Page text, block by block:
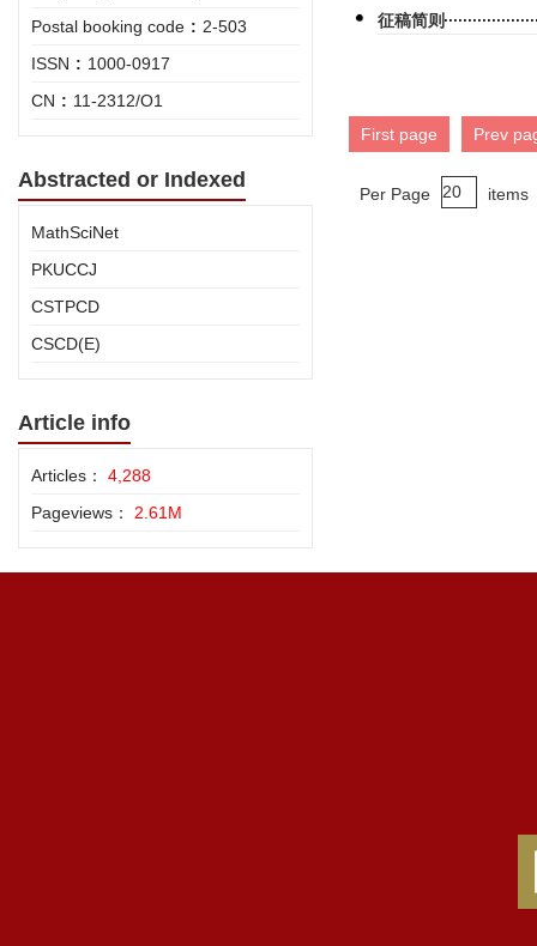
Postal booking code : 2-503
ISSN : 1000-0917
CN : 11-2312/O1
Abstracted or Indexed
MathSciNet
PKUCCJ
CSTPCD
CSCD(E)
Article info
Articles： 4,288
Pageviews： 2.61M
征稿简则
First page Prev
Per Page items